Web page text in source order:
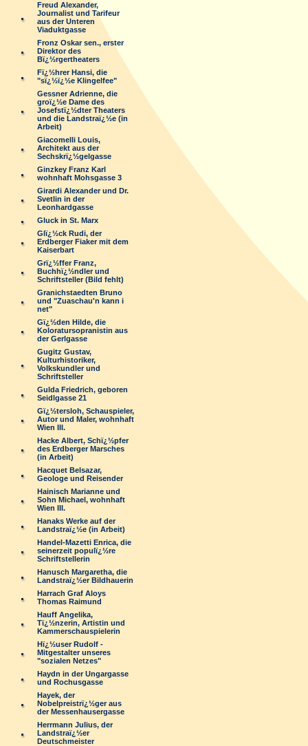
Freud Alexander,
Journalist und Tarifeur
aus der Unteren
Viaduktgasse
Fronz Oskar sen., erster
Direktor des
Bï¿½rgertheaters
Fï¿½hrer Hansi, die
"sï¿½ï¿½e Klingelfee"
Gessner Adrienne, die
groï¿½e Dame des
Josefstï¿½dter Theaters
und die Landstraï¿½e (in
Arbeit)
Giacomelli Louis,
Architekt aus der
Sechskrï¿½gelgasse
Ginzkey Franz Karl
wohnhaft Mohsgasse 3
Girardi Alexander und Dr.
Svetlin in der
Leonhardgasse
Gluck in St. Marx
Glï¿½ck Rudi, der
Erdberger Fiaker mit dem
Kaiserbart
Grï¿½ffer Franz,
Buchhï¿½ndler und
Schriftsteller (Bild fehlt)
Granichstaedten Bruno
und "Zuaschau'n kann i
net"
Gï¿½den Hilde, die
Koloratursopranistin aus
der Gerlgasse
Gugitz Gustav,
Kulturhistoriker,
Volkskundler und
Schriftsteller
Gulda Friedrich, geboren
Seidlgasse 21
Gï¿½tersloh, Schauspieler,
Autor und Maler, wohnhaft
Wien III.
Hacke Albert, Schï¿½pfer
des Erdberger Marsches
(in Arbeit)
Hacquet Belsazar,
Geologe und Reisender
Hainisch Marianne und
Sohn Michael, wohnhaft
Wien III.
Hanaks Werke auf der
Landstraï¿½e (in Arbeit)
Handel-Mazetti Enrica, die
seinerzeit populï¿½re
Schriftstellerin
Hanusch Margaretha, die
Landstraï¿½er Bildhauerin
Harrach Graf Aloys
Thomas Raimund
Hauff Angelika,
Tï¿½nzerin, Artistin und
Kammerschauspielerin
Hï¿½user Rudolf -
Mitgestalter unseres
"sozialen Netzes"
Haydn in der Ungargasse
und Rochusgasse
Hayek, der
Nobelpreistrï¿½ger aus
der Messenhausergasse
Herrmann Julius, der
Landstraï¿½er
Deutschmeister